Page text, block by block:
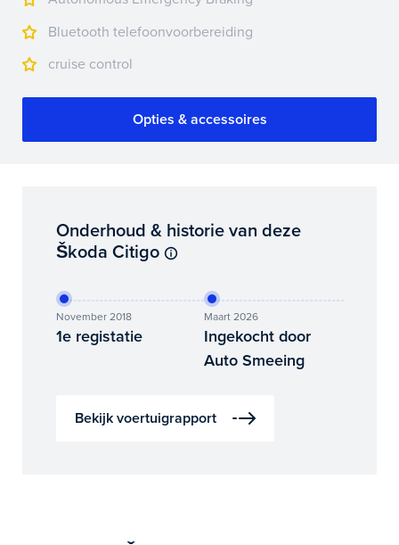
Bluetooth telefoonvoorbereiding
cruise control
Opties & accessoires
Onderhoud & historie van deze
Škoda Citigo
November 2018
1e registatie
Maart 2026
Ingekocht door
Auto Smeeing
Bekijk voertuigrapport